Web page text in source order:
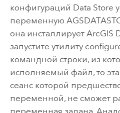
конфигураций Data Store
переменную
она инсталлирует ArcGIS
запустите утилиту
командной строки, из
исполняемый файл, то
сеанс которой
переменной, не сможет
переменная задана.